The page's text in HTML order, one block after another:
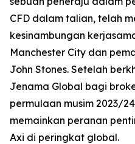
CFD dalam talian, telah
kesinambungan
Manchester City dan
John Stones. Setelah
Jenama Global bagi
permulaan musim 2023/
memainkan peranan
Axi di peringkat global.